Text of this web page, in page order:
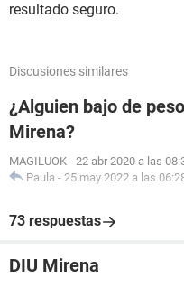
resultado seguro.
Discusiones similares
¿Alguien bajo de
Mirena?
MAGILUOK - 22 abr 2020 a las
Paula - 25 may 2022 a las
73 respuestas
DIU Mirena